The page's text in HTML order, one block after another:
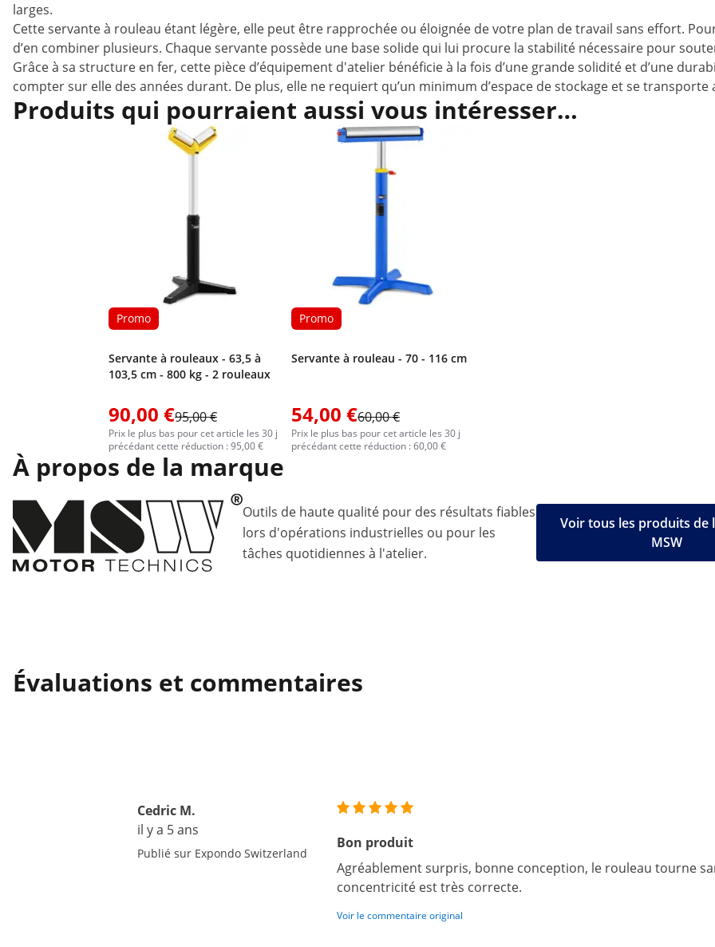
larges.
Cette servante à rouleau étant légère, elle peut être rapprochée ou éloignée de votre plan de travail sans effort.
d’en combiner plusieurs. Chaque servante possède une base solide qui lui procure la stabilité nécessaire pour
Grâce à sa structure en fer, cette pièce d’équipement d'atelier bénéficie à la fois d’une grande solidité et d’une
compter sur elle des années durant. De plus, elle ne requiert qu’un minimum d’espace de stockage et se transporte
Produits qui pourraient aussi vous intéresser…
Promo
Servante à rouleaux - 63,5 à
103,5 cm - 800 kg - 2 rouleaux
90,00 €95,00 €
Prix le plus bas pour cet article les 30 j
précédant cette réduction : 95,00 €
Promo
Servante à rouleau - 70 - 116 cm
54,00 €60,00 €
Prix le plus bas pour cet article les 30 j
précédant cette réduction : 60,00 €
À propos de la marque
Outils de haute qualité pour des résultats fiables
lors d'opérations industrielles ou pour les
tâches quotidiennes à l'atelier.
Voir tous les produits de
MSW
Évaluations et commentaires
Cedric M.
il y a 5 ans
Publié sur Expondo Switzerland
Bon produit
Agréablement surpris, bonne conception, le rouleau tourne
concentricité est très correcte.
Voir le commentaire original